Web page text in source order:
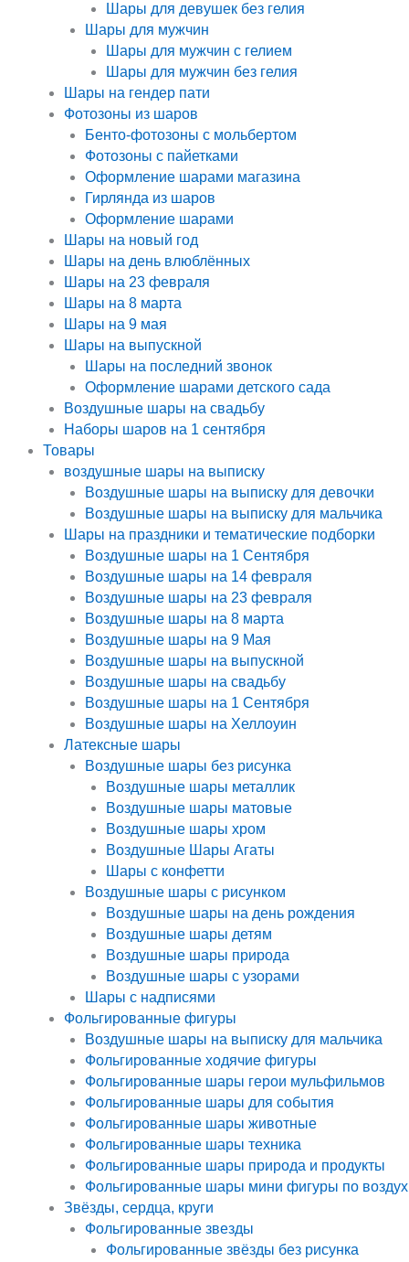
Шары для девушек без гелия
Шары для мужчин
Шары для мужчин с гелием
Шары для мужчин без гелия
Шары на гендер пати
Фотозоны из шаров
Бенто-фотозоны с мольбертом
Фотозоны с пайетками
Оформление шарами магазина
Гирлянда из шаров
Оформление шарами
Шары на новый год
Шары на день влюблённых
Шары на 23 февраля
Шары на 8 марта
Шары на 9 мая
Шары на выпускной
Шары на последний звонок
Оформление шарами детского сада
Воздушные шары на свадьбу
Наборы шаров на 1 сентября
Товары
воздушные шары на выписку
Воздушные шары на выписку для девочки
Воздушные шары на выписку для мальчика
Шары на праздники и тематические подборки
Воздушные шары на 1 Сентября
Воздушные шары на 14 февраля
Воздушные шары на 23 февраля
Воздушные шары на 8 марта
Воздушные шары на 9 Мая
Воздушные шары на выпускной
Воздушные шары на свадьбу
Воздушные шары на 1 Сентября
Воздушные шары на Хеллоуин
Латексные шары
Воздушные шары без рисунка
Воздушные шары металлик
Воздушные шары матовые
Воздушные шары хром
Воздушные Шары Агаты
Шары с конфетти
Воздушные шары с рисунком
Воздушные шары на день рождения
Воздушные шары детям
Воздушные шары природа
Воздушные шары с узорами
Шары с надписями
Фольгированные фигуры
Воздушные шары на выписку для мальчика
Фольгированные ходячие фигуры
Фольгированные шары герои мульфильмов
Фольгированные шары для события
Фольгированные шары животные
Фольгированные шары техника
Фольгированные шары природа и продукты
Фольгированные шары мини фигуры по воздух
Звёзды, сердца, круги
Фольгированные звезды
Фольгированные звёзды без рисунка